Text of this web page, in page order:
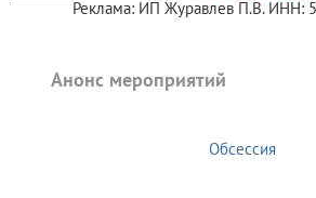
Реклама: ИП Журавлев П.В. ИНН:
Анонс мероприятий
Обсессия